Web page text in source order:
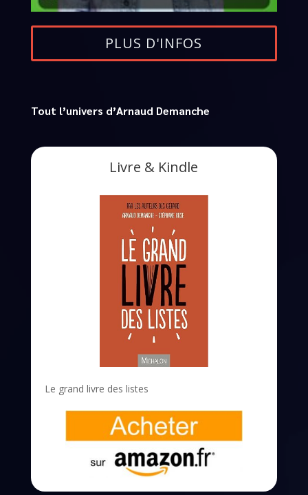
PLUS D'INFOS
Tout l’univers d’Arnaud Demanche
Livre & Kindle
Le grand livre des listes